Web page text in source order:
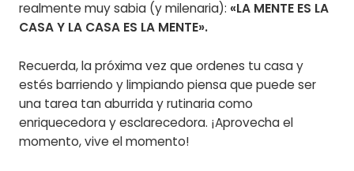
realmente muy sabia (y milenaria): «LA MENTE ES LA
CASA Y LA CASA ES LA MENTE».
Recuerda, la próxima vez que ordenes tu casa y
estés barriendo y limpiando piensa que puede ser
una tarea tan aburrida y rutinaria como
enriquecedora y esclarecedora. ¡Aprovecha el
momento, vive el momento!